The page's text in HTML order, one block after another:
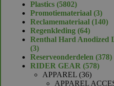
producten
Plastics 58025802
producten
Promotiemateriaal 33
Reclamemateriaal 140140
Regenkleding 6464
Renthal Hard Anodized
33
producten
Reserveonderdelen 378
RIDER GEAR 578578
APPAREL 3636
APPAREL